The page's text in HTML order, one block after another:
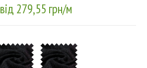
від 279,55 грн/м